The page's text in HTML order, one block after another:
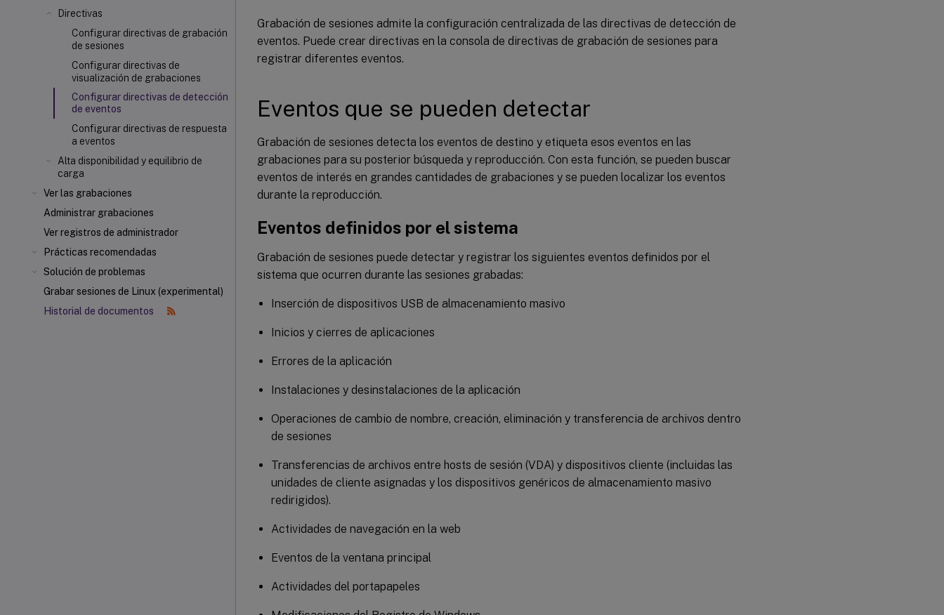
Directivas
Configurar directivas de grabación
de sesiones
Configurar directivas de
visualización de grabaciones
Configurar directivas de detección
de eventos
Configurar directivas de respuesta
a eventos
Alta disponibilidad y equilibrio de
carga
Ver las grabaciones
Administrar grabaciones
Ver registros de administrador
Prácticas recomendadas
Solución de problemas
Grabar sesiones de Linux (experimental)
Historial de documentos
Grabación de sesiones admite la configuración centralizada de las directivas de detección de
eventos. Puede crear directivas en la consola de directivas de grabación de sesiones para
registrar diferentes eventos.
Eventos que se pueden detectar
Grabación de sesiones detecta los eventos de destino y etiqueta esos eventos en las
grabaciones para su posterior búsqueda y reproducción. Con esta función, se pueden buscar
eventos de interés en grandes cantidades de grabaciones y se pueden localizar los eventos
durante la reproducción.
Eventos definidos por el sistema
Grabación de sesiones puede detectar y registrar los siguientes eventos definidos por el
sistema que ocurren durante las sesiones grabadas:
Inserción de dispositivos USB de almacenamiento masivo
Inicios y cierres de aplicaciones
Errores de la aplicación
Instalaciones y desinstalaciones de la aplicación
Operaciones de cambio de nombre, creación, eliminación y transferencia de archivos dentro
de sesiones
Transferencias de archivos entre hosts de sesión (VDA) y dispositivos cliente (incluidas las
unidades de cliente asignadas y los dispositivos genéricos de almacenamiento masivo
redirigidos).
Actividades de navegación en la web
Eventos de la ventana principal
Actividades del portapapeles